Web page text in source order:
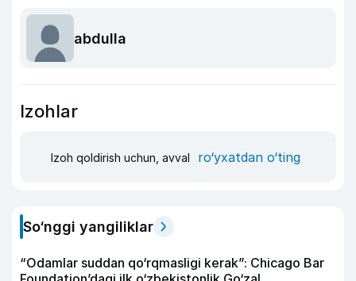
abdulla
Izohlar
Izoh qoldirish uchun, avval ro‘yxatdan o‘ting
So‘nggi yangiliklar
“Odamlar suddan qo‘rqmasligi kerak”: Chicago Bar